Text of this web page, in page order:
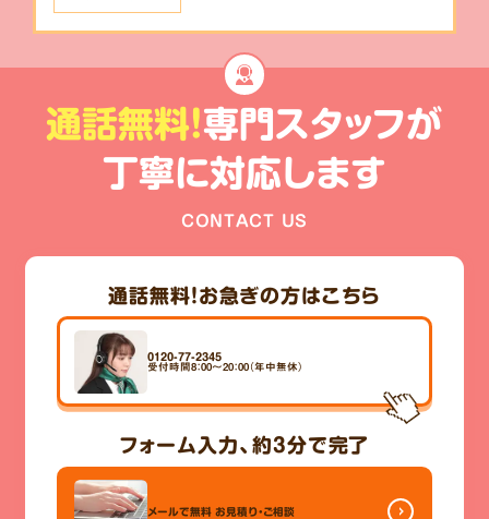
通話無料!専門スタッフが
丁寧に対応します
CONTACT US
通話無料！お急ぎの方はこちら
0120-77-2345
受付時間8：00～20：00（年中無休）
フォーム入力、 約3分で完了
メールで無料 お見積り・ご相談